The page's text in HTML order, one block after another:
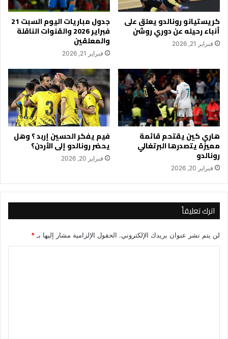
كريستيانو رونالدو يعلق على
أنباء رحيله عن دوري روشن
فبراير 21, 2026
جدول مباريات اليوم السبت 21
فبراير 2026 والقنوات الناقلة
والمعلقين
فبراير 21, 2026
هاري كين يقتحم قائمة
مميزة يتصدرها البرتغالي
رونالدو
فبراير 20, 2026
فيم يفكر الحسين إربد ؟ وهل
يحضر رونالدو إلى الأردن؟
فبراير 20, 2026
اترك تعليقاً
لن يتم نشر عنوان بريدك الإلكتروني. الحقول الإلزامية مشار إليها بـ *